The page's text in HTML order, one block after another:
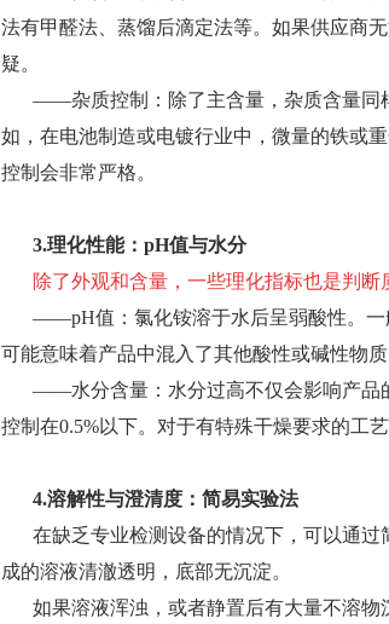
法有甲醛法、蒸馏后滴定法等。如果供应商
疑。
——杂质控制：除了主含量，杂质含量同
如，在电池制造或电镀行业中，微量的铁或
控制会非常严格。
3.理化性能：pH值与水分
除了外观和含量，一些理化指标也是判断
——pH值：氯化铵溶于水后呈弱酸性。一
可能意味着产品中混入了其他酸性或碱性物
——水分含量：水分过高不仅会影响产品
控制在0.5%以下。对于有特殊干燥要求的工
4.溶解性与澄清度：简易实验法
在缺乏专业检测设备的情况下，可以通
成的溶液清澈透明，底部无沉淀。
如果溶液浑浊，或者静置后有大量不溶